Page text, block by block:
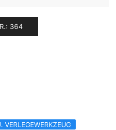
364
VERLEGEWERKZEUG